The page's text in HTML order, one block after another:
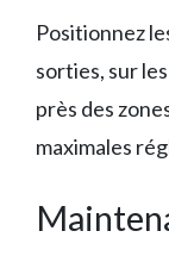
Positionnez
sorties, sur
près des
maximales